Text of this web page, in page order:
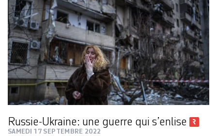
Russie-Ukraine: une guerre qui s’enlise
SAMEDI 17 SEPTEMBRE 2022